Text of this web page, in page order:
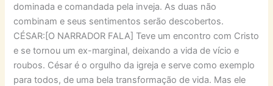
dominada e comandada pela inveja. As duas não
combinam e seus sentimentos serão descobertos.
CÉSAR:[O NARRADOR FALA] Teve um encontro com Cristo
e se tornou um ex-marginal, deixando a vida de vício e
roubos. César é o orgulho da igreja e serve como exemplo
para todos, de uma bela transformação de vida. Mas ele